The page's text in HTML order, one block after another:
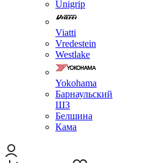
Unigrip
Viatti
Vredestein
Westlake
Yokohama
Барнаульский
ШЗ
Белшина
Кама